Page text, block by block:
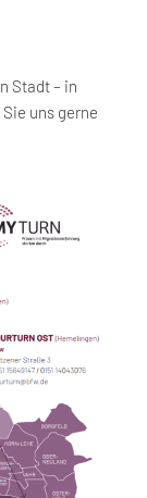
Stadt – in
uns gerne